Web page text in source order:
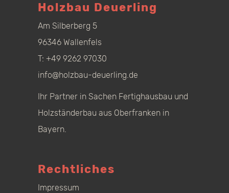
Holzbau Deuerling
Am Silberberg 5
96346 Wallenfels
T: +49 9262 97030
info@holzbau-deuerling.de
Ihr Partner in Sachen Fertighausbau und
Holzständerbau aus Oberfranken in
Bayern.
Rechtliches
Impressum